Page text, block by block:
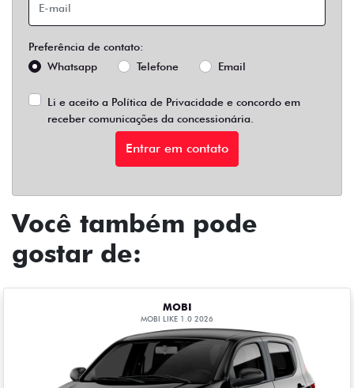
Preferência de contato:
Whatsapp
Telefone Email
Li e aceito a Política de Privacidade e concordo em
receber comunicações da concessionária.
Entrar em contato
Você também pode
gostar de:
MOBI
MOBI LIKE 1.0 2026